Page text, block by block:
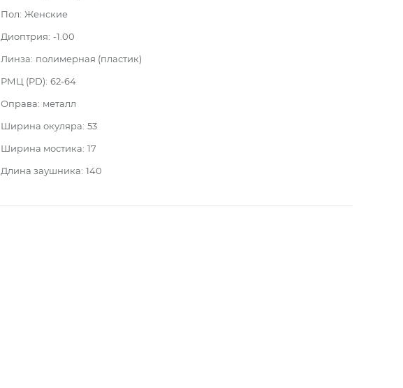
Пол: Женские
Диоптрия: -1.00
Линза: полимерная (пластик)
РМЦ (PD): 62-64
Оправа: металл
Ширина окуляра: 53
Ширина мостика: 17
Длина заушника: 140